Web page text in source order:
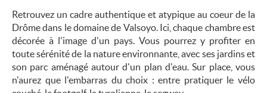
Retrouvez un cadre authentique et atypique au coeur de la
Drôme dans le domaine de Valsoyo. Ici, chaque chambre est
décorée à l'image d'un pays. Vous pourrez y profiter en
toute sérénité de la nature environnante, avec ses jardins et
son parc aménagé autour d'un plan d'eau. Sur place, vous
n'aurez que l'embarras du choix : entre pratiquer le vélo